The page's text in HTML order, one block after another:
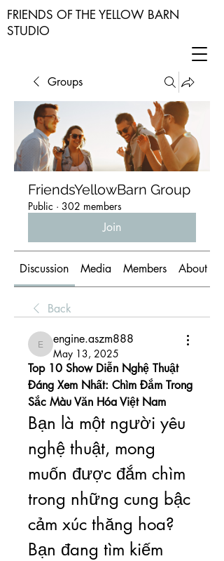
FRIENDS OF THE YELLOW BARN
STUDIO
Groups
FriendsYellowBarn Group
Public · 302 members
Join
Discussion Media Members About
Back
engine.aszm888
engine.aszm888
May 13, 2025
Top 10 Show Diễn Nghệ Thuật
Đáng Xem Nhất: Chìm Đắm Trong
Sắc Màu Văn Hóa Việt Nam
Bạn là một người yêu
nghệ thuật, mong
muốn được đắm chìm
trong những cung bậc
cảm xúc thăng hoa?
Bạn đang tìm kiếm